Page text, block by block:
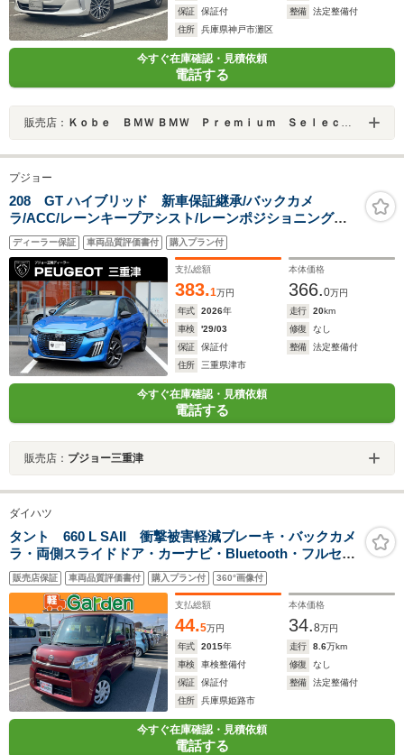
保証
保証付 整備
法定整備付
住所
兵庫県神戸市灘区
今すぐ在庫確認・見積依頼
電話する
販売店： Ｋｏｂｅ ＢＭＷ ＢＭＷ Ｐｒｅｍｉｕｍ Ｓｅｌｅｃｔｉｏｎ 三宮
プジョー
208 GT ハイブリッド 新車保証継承/バックカメ
ラ/ACC/レーンキープアシスト/レーンポジショニングア
シスト/ブラインドスポットモニター/LEDヘッドライト/フ
ロント・バックソナー/アップルカープレイ/アンドロイド
オート
ディーラー保証 車両品質評価書付 購入プラン付
支払総額
383.1万円
本体価格
366.0万円
年式
2026年 走行 20km
車検
'29/03 修復
なし
保証
保証付 整備
法定整備付
住所
三重県津市
今すぐ在庫確認・見積依頼
電話する
販売店： プジョー三重津
ダイハツ
タント 660 L SAII 衝撃被害軽減ブレーキ・バックカメ
ラ・両側スライドドア・カーナビ・Bluetooth・フルセグ
TV・CD/DVD再生・禁煙車・アイドリングストップ・ベ
ンチシート・ルームクリーニング!
販売店保証 車両品質評価書付 購入プラン付 360°画像付
支払総額
44.5万円
本体価格
34.8万円
年式
2015年 走行 8.6万km
車検
車検整備付 修復
なし
保証
保証付 整備
法定整備付
住所
兵庫県姫路市
今すぐ在庫確認・見積依頼
電話する